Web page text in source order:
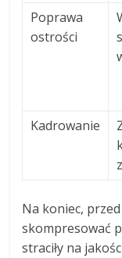
Poprawa
ostrości
Kadrowanie
Na koniec,
skompresować
straciły na